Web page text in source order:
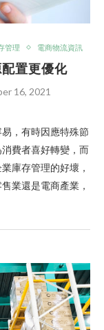
管理 電商物流資訊
置更優化
16, 2021
，有時因應特殊節
費者喜好轉變，而
庫存管理的好壞，
業還是電商產業，